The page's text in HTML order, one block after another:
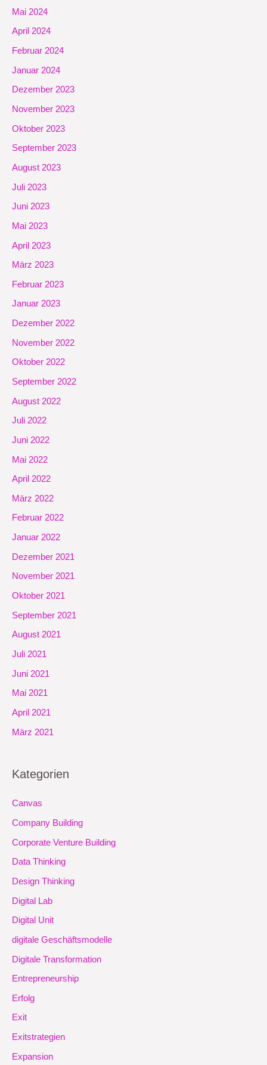
Mai 2024
April 2024
Februar 2024
Januar 2024
Dezember 2023
November 2023
Oktober 2023
September 2023
August 2023
Juli 2023
Juni 2023
Mai 2023
April 2023
März 2023
Februar 2023
Januar 2023
Dezember 2022
November 2022
Oktober 2022
September 2022
August 2022
Juli 2022
Juni 2022
Mai 2022
April 2022
März 2022
Februar 2022
Januar 2022
Dezember 2021
November 2021
Oktober 2021
September 2021
August 2021
Juli 2021
Juni 2021
Mai 2021
April 2021
März 2021
Kategorien
Canvas
Company Building
Corporate Venture Building
Data Thinking
Design Thinking
Digital Lab
Digital Unit
digitale Geschäftsmodelle
Digitale Transformation
Entrepreneurship
Erfolg
Exit
Exitstrategien
Expansion